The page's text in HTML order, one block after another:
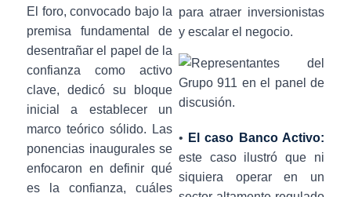
El foro, convocado bajo la
premisa fundamental de
desentrañar el papel de la
confianza como activo
clave, dedicó su bloque
inicial a establecer un
marco teórico sólido. Las
ponencias inaugurales se
enfocaron en definir qué
es la confianza, cuáles
para atraer inversionistas
y escalar el negocio.
• El caso Banco Activo:
este caso ilustró que ni
siquiera operar en un